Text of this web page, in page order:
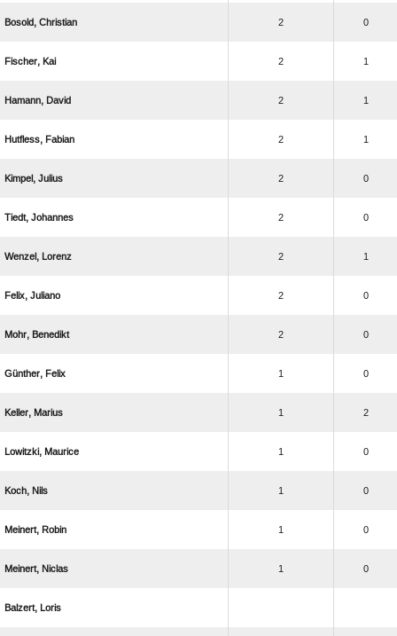
  2 0
  2 1
  2 1
  2 1
  2 0
  2 0
  2 1
  2 0
  2 0
  1 0
  1 2
  1 0
  1 0
  1 0
  1 0
 